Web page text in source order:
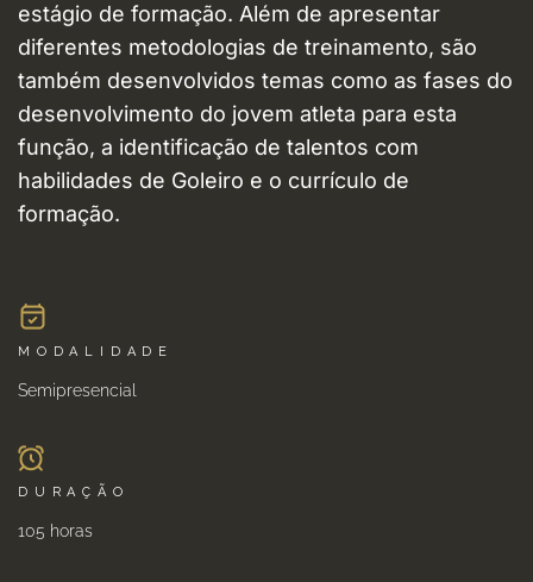
estágio de formação. Além de apresentar
diferentes metodologias de treinamento, são
também desenvolvidos temas como as fases do
desenvolvimento do jovem atleta para esta
função, a identificação de talentos com
habilidades de Goleiro e o currículo de
formação.
MODALIDADE
Semipresencial
DURAÇÃO
105 horas